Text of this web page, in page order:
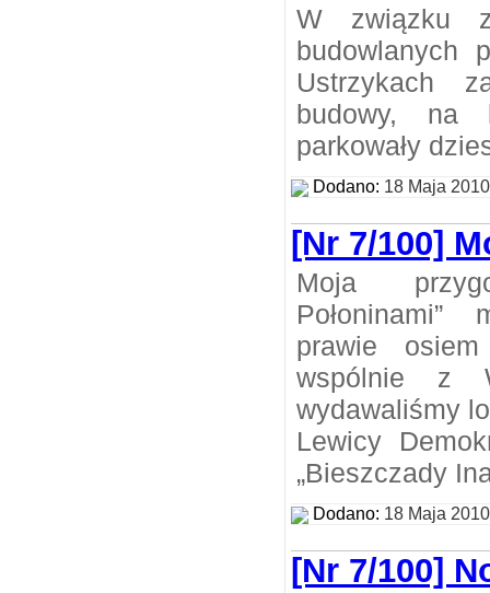
W związku
budowlanych
Ustrzykach
budowy,
parkowały
Dodano: 18 Maja 2010
[Nr 7/100]
Moja
Połoninami”
prawie
wspólnie z
wydawaliśmy
Lewicy
„Bieszczady
Dodano: 18 Maja 2010
[Nr 7/100]